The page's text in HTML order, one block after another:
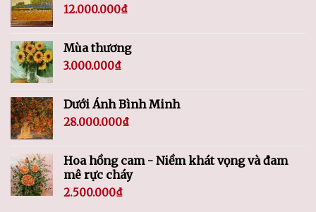
12.000.000₫
Mùa thương
3.000.000₫
Dưới Ánh Bình Minh
28.000.000₫
Hoa hồng cam - Niềm khát vọng và đam
mê rực cháy
2.500.000₫